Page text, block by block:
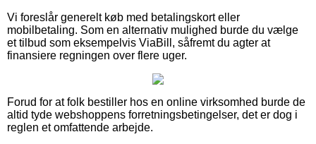
Vi foreslår generelt køb med betalingskort eller
mobilbetaling. Som en alternativ mulighed burde du vælge
et tilbud som eksempelvis ViaBill, såfremt du agter at
finansiere regningen over flere uger.
Forud for at folk bestiller hos en online virksomhed burde de
altid tyde webshoppens forretningsbetingelser, det er dog i
reglen et omfattende arbejde.